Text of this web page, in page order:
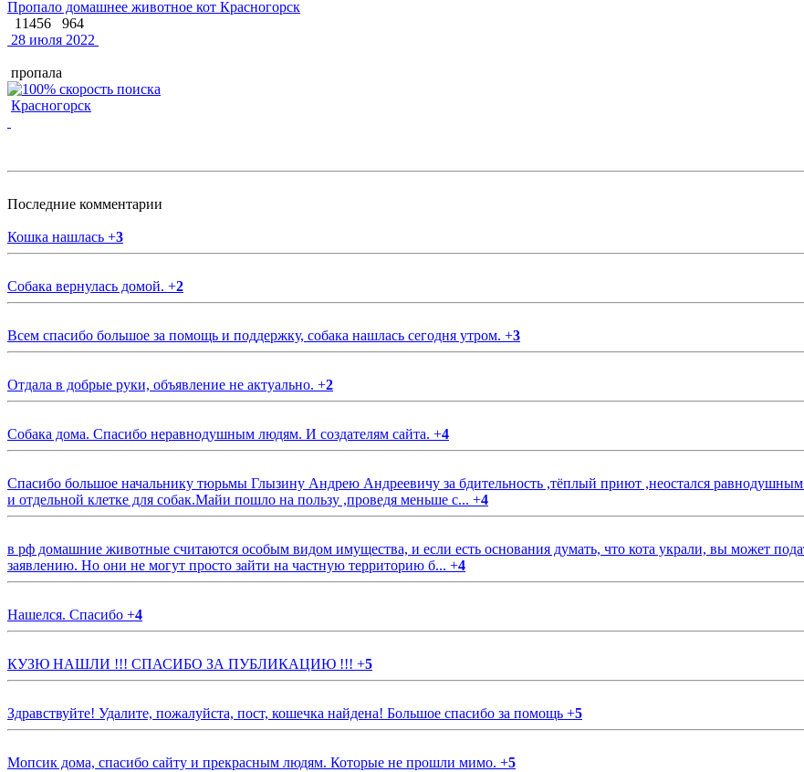
Пропало домашнее животное кот Красногорск
11456
964
28 июля 2022
пропала
Красногорск
Последние комментарии
Кошка нашлась +3
Собака вернулась домой. +2
Всем спасибо большое за помощь и поддержку, собака нашлась сегодня утром. +3
Отдала в добрые руки, объявление не актуально. +2
Собака дома. Спасибо неравнодушным людям. И создателям сайта. +4
Спасибо большое начальнику тюрьмы Глызину Андрею Андреевичу за бдительность ,тёплый приют ,неостался
и отдельной клетке для собак.Майи пошло на пользу ,проведя меньше с... +4
в рф домашние животные считаются особым видом имущества, и если есть основания думать, что кота украли, вы может
заявлению. Но они не могут просто зайти на частную территорию б... +4
Нашелся. Спасибо +4
КУЗЮ НАШЛИ !!! СПАСИБО ЗА ПУБЛИКАЦИЮ !!! +5
Здравствуйте! Удалите, пожалуйста, пост, кошечка найдена! Большое спасибо за помощь +5
Мопсик дома, спасибо сайту и прекрасным людям. Которые не прошли мимо. +5